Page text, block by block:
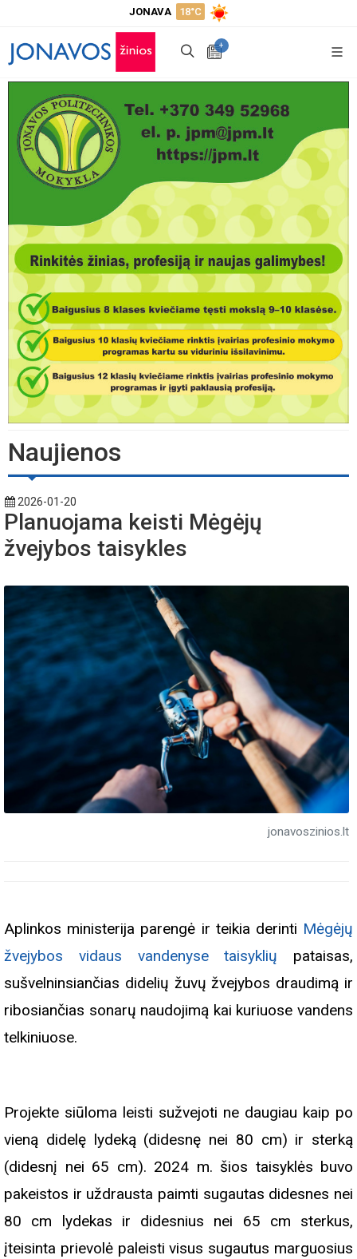
JONAVA 18°C
+
Naujienos
2026-01-20
Planuojama keisti Mėgėjų
žvejybos taisykles
jonavoszinios.lt
Aplinkos ministerija parengė ir teikia derinti Mėgėjų
žvejybos vidaus vandenyse taisyklių pataisas,
sušvelninsiančias didelių žuvų žvejybos draudimą ir
ribosiančias sonarų naudojimą kai kuriuose vandens
telkiniuose.
Projekte siūloma leisti sužvejoti ne daugiau kaip po
vieną didelę lydeką (didesnę nei 80 cm) ir sterką
(didesnį nei 65 cm). 2024 m. šios taisyklės buvo
pakeistos ir uždrausta paimti sugautas didesnes nei
80 cm lydekas ir didesnius nei 65 cm sterkus,
įteisinta prievolė paleisti visus sugautus marguosius